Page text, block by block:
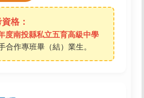
格：
度南投縣私立五育高級中學
合作專班畢（結）業生。